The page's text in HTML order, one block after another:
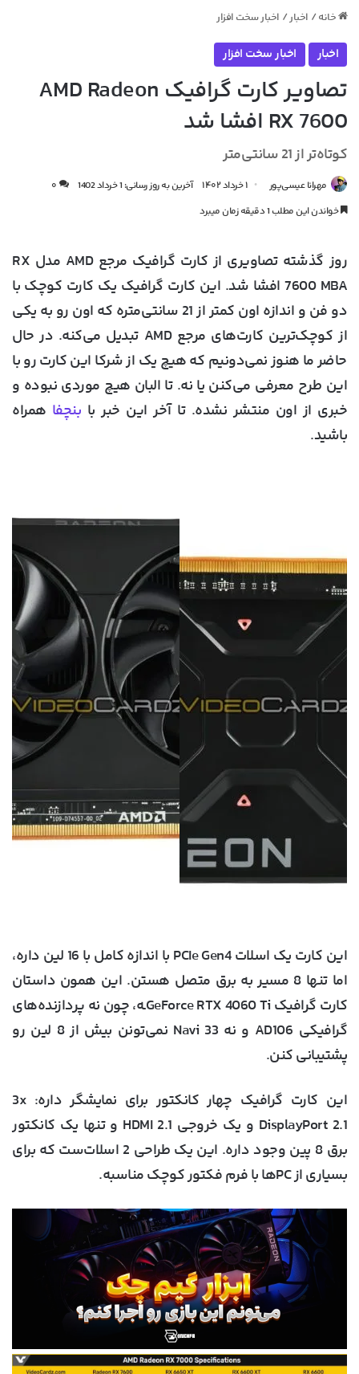
خانه / اخبار/ اخبار سخت افزار
اخبار اخبار سخت افزار
تصاویر کارت گرافیک AMD Radeon
RX 7600 افشا شد
کوتاه‌تر از 21 سانتی‌متر
مهرانا عیسی‌پور ۱ خرداد ۱۴۰۲ آخرین به روز رسانی: 1 خرداد 1402
۰
خواندن این مطلب 1 دقیقه زمان میبرد
روز گذشته تصاویری از کارت گرافیک مرجع AMD مدل RX
7600 MBA افشا شد. این کارت گرافیک یک کارت کوچک با
دو فن و اندازه اون کمتر از 21 سانتی‌متره که اون رو به یکی
از کوچک‌ترین کارت‌های مرجع AMD تبدیل می‌کنه. در حال
حاضر ما هنوز نمی‌دونیم که هیچ یک از شرکا این کارت رو با
این طرح معرفی می‌کنن یا نه. تا البان هیچ موردی نبوده و
خبری از اون منتشر نشده. تا آخر این خبر با بنچفا همراه
باشید.
این کارت یک اسلات PCIe Gen4 با اندازه کامل با 16 لین داره،
اما تنها 8 مسیر به برق متصل هستن. این همون داستان
کارت گرافیک GeForce RTX 4060 Tiـه، چون نه پردازنده‌های
گرافیکی AD106 و نه Navi 33 نمی‌تونن بیش از 8 لین رو
پشتیبانی کنن.
این کارت گرافیک چهار کانکتور برای نمایشگر داره: 3x
DisplayPort 2.1 و یک خروجی HDMI 2.1 و تنها یک کانکتور
برق 8 پین وجود داره. این یک طراحی 2 اسلات‌ست که برای
بسیاری از PC‌ها با فرم فکتور کوچک مناسبه.